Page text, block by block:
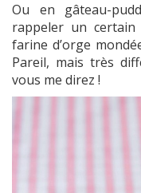
Ou en gâteau-
rappeler un certain
farine d’orge
Pareil, mais très
vous me direz !